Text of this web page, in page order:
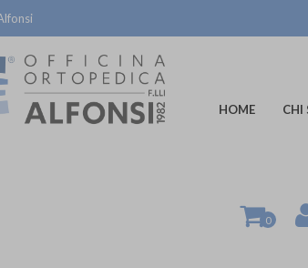
HOME CHI
0